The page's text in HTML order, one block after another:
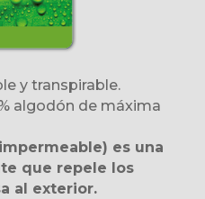
y transpirable.
algodón de máxima
es una
que repele los
al exterior.